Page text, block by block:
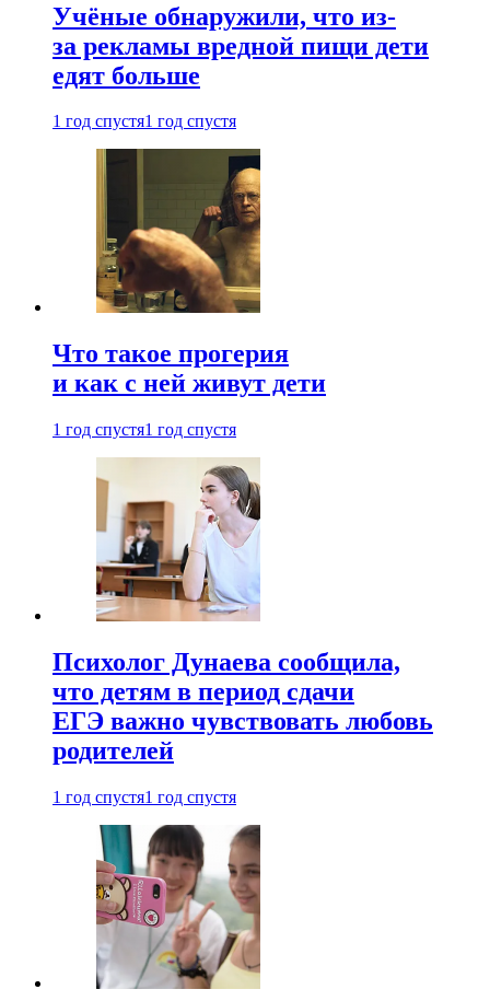
Учёные обнаружили, что из-
за рекламы вредной пищи дети
едят больше
1 год спустя1 год спустя
Что такое прогерия
и как с ней живут дети
1 год спустя1 год спустя
Психолог Дунаева сообщила,
что детям в период сдачи
ЕГЭ важно чувствовать любовь
родителей
1 год спустя1 год спустя